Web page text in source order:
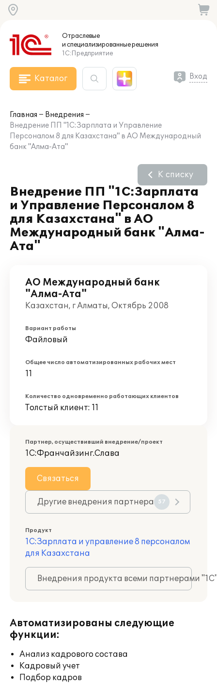
Отраслевые
и специализированныерешения
1С:Предприятие
Каталог Вход
Главная
Внедрения
Внедрение ПП "1С:Зарплата и Управление
Персоналом 8 для Казахстана" в АО Международный
банк "Алма-Ата"
Внедрение ПП "1С:Зарплата
и Управление Персоналом 8
для Казахстана" в АО
Международный банк "Алма-
Ата"
К списку
АО Международный банк
"Алма-Ата"
Казахстан, г Алматы, Октябрь 2008
Вариант работы
Файловый
Общее число автоматизированных рабочих мест
11
Количество одновременно работающих клиентов
Толстый клиент: 11
Партнер, осуществивший внедрение/проект
1С:Франчайзинг.Слава
Связаться
Другие внедрения партнера 57
Продукт
1С:Зарплата и управление 8 персоналом
для Казахстана
Внедрения продукта всеми партнерами
Автоматизированы следующие
функции:
Анализ кадрового состава
Кадровый учет
Подбор кадров